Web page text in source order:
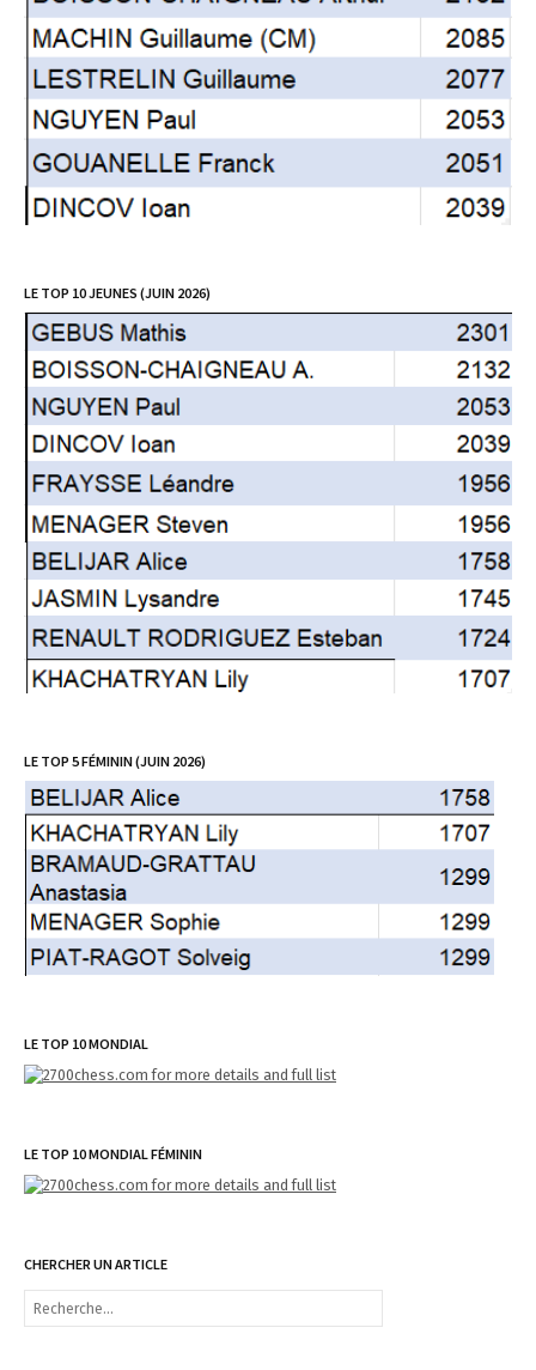
LE TOP 10 JEUNES (JUIN 2026)
LE TOP 5 FÉMININ (JUIN 2026)
LE TOP 10 MONDIAL
LE TOP 10 MONDIAL FÉMININ
CHERCHER UN ARTICLE
R